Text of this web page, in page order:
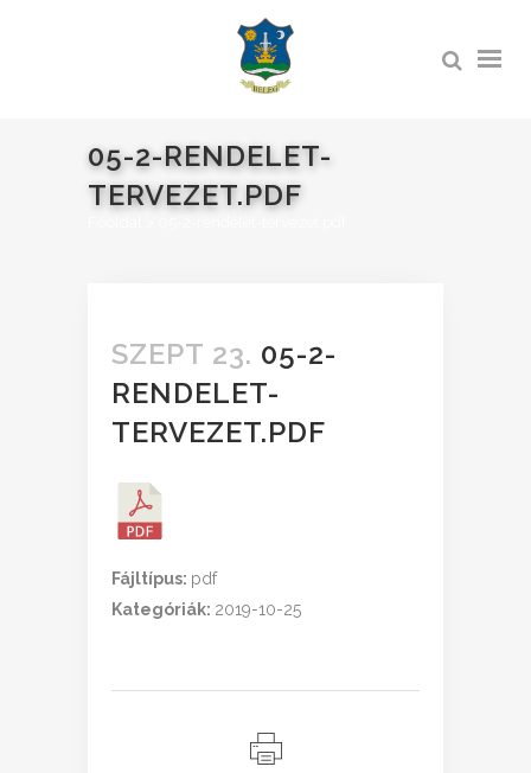
05-2-RENDELET-
TERVEZET.PDF
SZEPT 23. 05-2-
RENDELET-
TERVEZET.PDF
Fájltípus: pdf
Kategóriák: 2019-10-25